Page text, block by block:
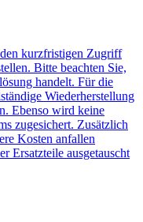
kurzfristigen Zugriff
Bitte beachten Sie,
handelt. Für die
Wiederherstellung
Ebenso wird keine
zugesichert. Zusätzlich
Kosten anfallen
Ersatzteile ausgetauscht